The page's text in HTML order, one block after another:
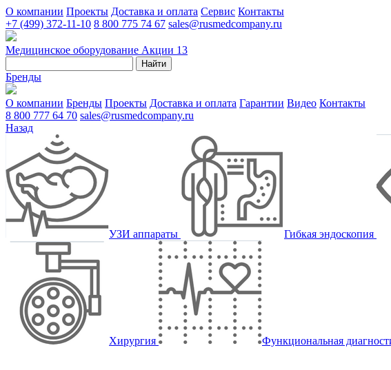
О компании Проекты Доставка и оплата Сервис Контакты
+7 (499) 372-11-10 8 800 775 74 67 sales@rusmedcompany.ru
Медицинское оборудование Акции 13
Найти
Бренды
О компании Бренды Проекты Доставка и оплата Гарантии Видео Контакты
8 800 777 64 70 sales@rusmedcompany.ru
Назад
УЗИ аппараты Гибкая эндоскопия
Хирургия Функциональная